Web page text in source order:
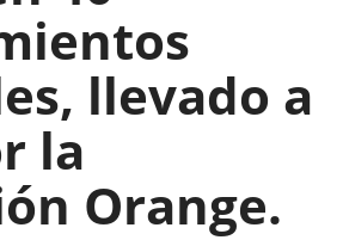
llevado a
la
Orange.